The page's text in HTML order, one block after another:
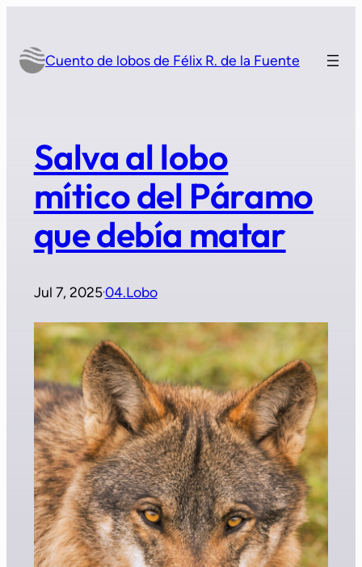
contenidoCuento de lobos de Félix R. de la Fuente
Salva al lobo
mítico del Páramo
que debía matar
Jul 7, 2025·04.Lobo